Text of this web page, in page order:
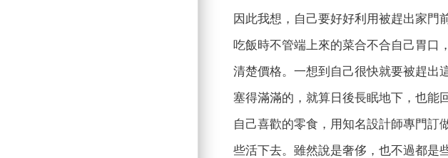
因此我想，自己要好好利用被趕出家門
吃飯時不管端上來的菜合不合自己胃口
清楚價格。一想到自己很快就要被趕出
塞得滿滿的，就算日後長眠地下，也能
自己喜歡的零食，用知名設計師專門訂
些活下去。雖然說是奢侈，也不過都是